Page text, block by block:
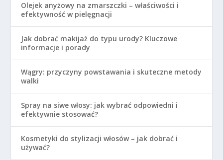
Olejek anyżowy na zmarszczki – właściwości i
efektywność w pielęgnacji
Jak dobrać makijaż do typu urody? Kluczowe
informacje i porady
Wągry: przyczyny powstawania i skuteczne metody
walki
Spray na siwe włosy: jak wybrać odpowiedni i
efektywnie stosować?
Kosmetyki do stylizacji włosów – jak dobrać i
używać?